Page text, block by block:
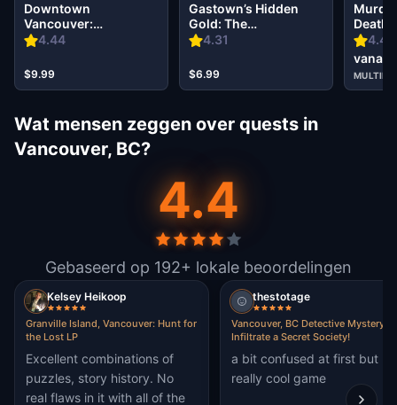
4.44
Downtown
Vancouver:
Espionage Adventure
$9.99
4.31
Gastown’s Hidden
Gold: The
Oppenheimer Stash in
$6.99
4.49
Death
in
vanaf
Wat mensen zeggen over quests in
Vancouver, BC?
4.4
Gebaseerd op 192+ lokale beoordelingen
Kelsey Heikoop
Granville Island, Vancouver: Hunt for
the Lost LP
Excellent combinations of
puzzles, story history. No
real flaws in it with all of the
thestotage
Vancouver, BC Detective Mystery:
Infiltrate a Secret Society!
a bit confused at first but
really cool game